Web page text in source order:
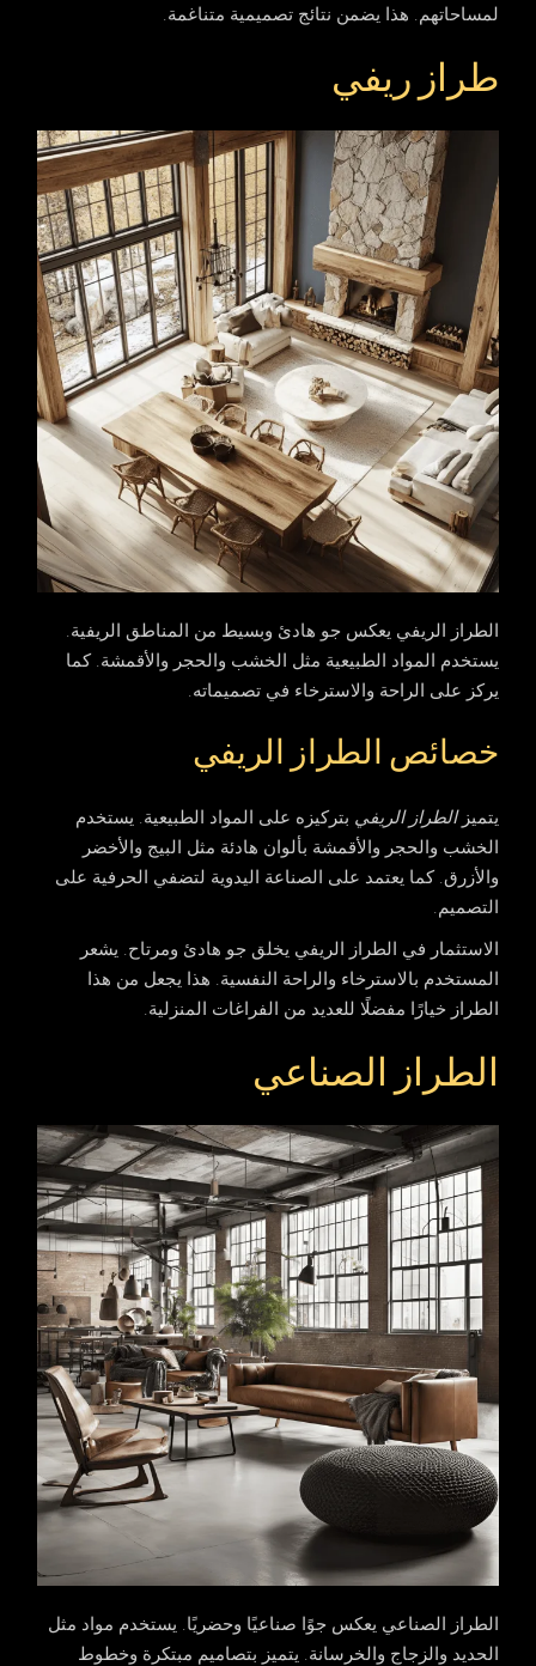
لمساحاتهم. هذا يضمن نتائج تصميمية متناغمة.
طراز ريفي
الطراز الريفي يعكس جو هادئ وبسيط من المناطق الريفية.
يستخدم المواد الطبيعية مثل الخشب والحجر والأقمشة. كما
يركز على الراحة والاسترخاء في تصميماته.
خصائص الطراز الريفي
يتميزالطراز الريفي بتركيزه على المواد الطبيعية. يستخدم
الخشب والحجر والأقمشة بألوان هادئة مثل البيج والأخضر
والأزرق. كما يعتمد على الصناعة اليدوية لتضفي الحرفية على
التصميم.
الاستثمار في الطراز الريفي يخلق جو هادئ ومرتاح. يشعر
المستخدم بالاسترخاء والراحة النفسية. هذا يجعل من هذا
الطراز خيارًا مفضلًا للعديد من الفراغات المنزلية.
الطراز الصناعي
الطراز الصناعي يعكس جوًا صناعيًا وحضريًا. يستخدم مواد مثل
الحديد والزجاج والخرسانة. يتميز بتصاميم مبتكرة وخطوط